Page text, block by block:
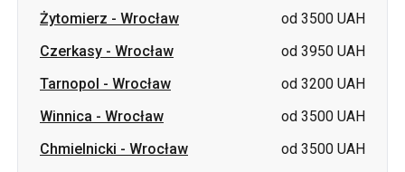
Winnica-Wrocław
od 3500 UAH
Chmielnicki-Wrocław
od 3500 UAH
Korzec-Wrocław
cena na zapytanie
Zwinogródka-Wrocław cena na zapytanie